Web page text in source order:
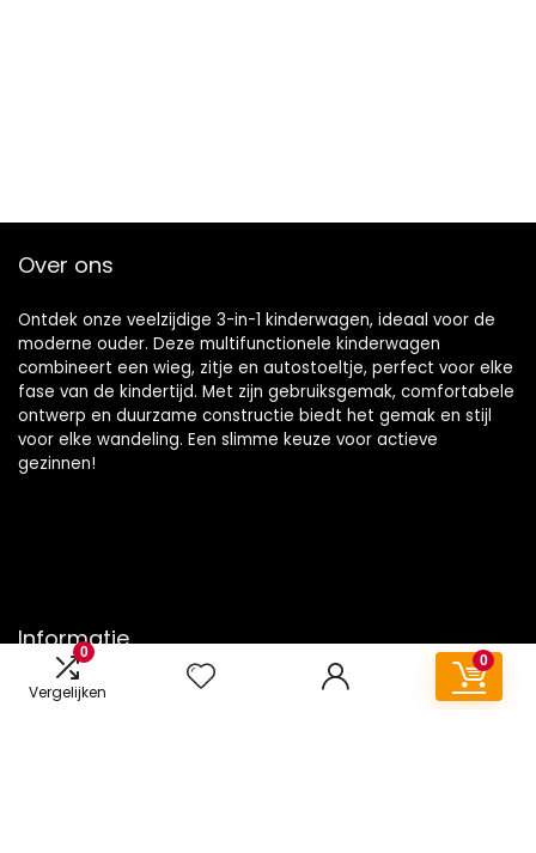
0
Vergelijken
0
Over ons
Ontdek onze veelzijdige 3-in-1 kinderwagen, ideaal voor de
moderne ouder. Deze multifunctionele kinderwagen
combineert een wieg, zitje en autostoeltje, perfect voor elke
fase van de kindertijd. Met zijn gebruiksgemak, comfortabele
ontwerp en duurzame constructie biedt het gemak en stijl
voor elke wandeling. Een slimme keuze voor actieve
gezinnen!
Informatie
Contact